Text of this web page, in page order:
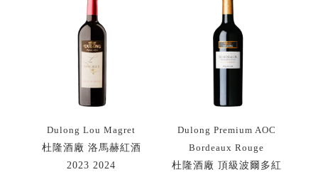
Dulong Lou Magret
杜隆酒廠 洛馬赫紅酒
2023 2024
Dulong Premium AOC
Bordeaux Rouge
杜隆酒廠 頂級波爾多紅